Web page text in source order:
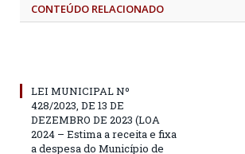
CONTEÚDO RELACIONADO
LEI MUNICIPAL Nº
428/2023, DE 13 DE
DEZEMBRO DE 2023 (LOA
2024 – Estima a receita e fixa
a despesa do Município de